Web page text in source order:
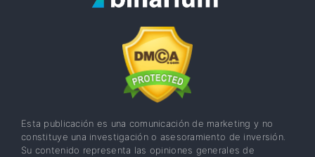
Esta publicación es una comunicación de marketing y no
constituye una investigación o asesoramiento de inversión.
Su contenido representa las opiniones generales de